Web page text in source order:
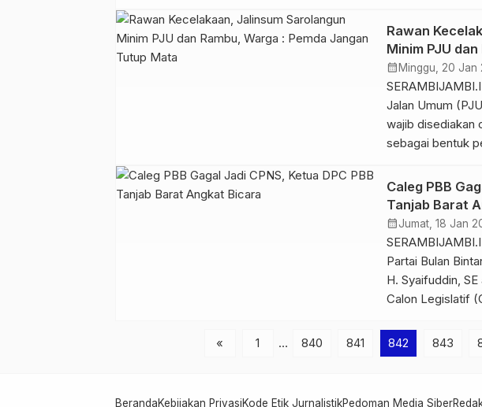
narkotika sabu
penyelundupan
penumpang dari
Sembilang
diketahui dari […]
Rawan
Minim PJU
Tutup Mata
calendar_month Minggu, 20 Jan
Jalan Umum
wajib disediakan
sebagai bentuk
Jalan Umum ini
penerangan
menentukan
Penerangan
Caleg PBB
Tanjab Barat
calendar_monthJumat, 18 Jan
Partai Bulan
H. Syaifuddin,
Calon Legislatif
nama
Daerah
« 1 … 840 841 842 843
BerandaKebijakan PrivasiKode Etik JurnalistikPedoman Media Siber